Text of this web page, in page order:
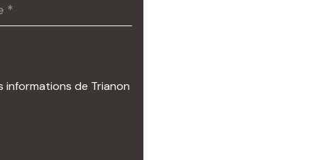
informations de Trianon